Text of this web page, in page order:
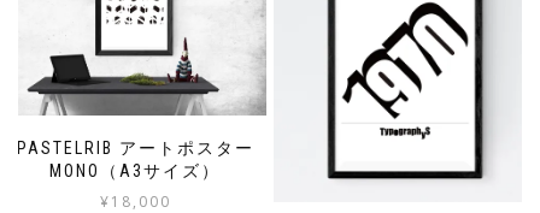
PASTELRIB アートポスター
MONO（A3サイズ）
¥18,000